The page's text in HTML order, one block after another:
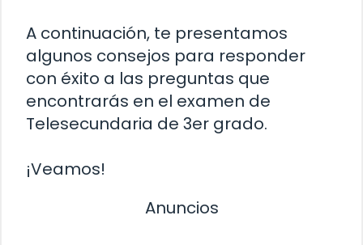
A continuación, te presentamos
algunos consejos para responder
con éxito a las preguntas que
encontrarás en el examen de
Telesecundaria de 3er grado.
¡Veamos!
Anuncios